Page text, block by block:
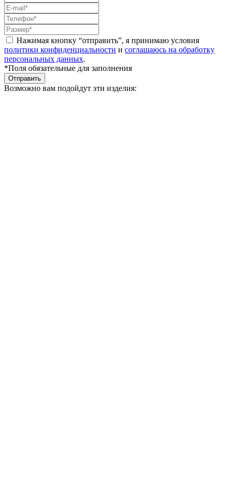
Нажимая кнопку “отправить”, я принимаю условия
политики конфиденциальности и соглашаюсь на обработку
персональных данных.
*Поля обязательные для заполнения
Отправить
Возможно вам подойдут эти изделия: